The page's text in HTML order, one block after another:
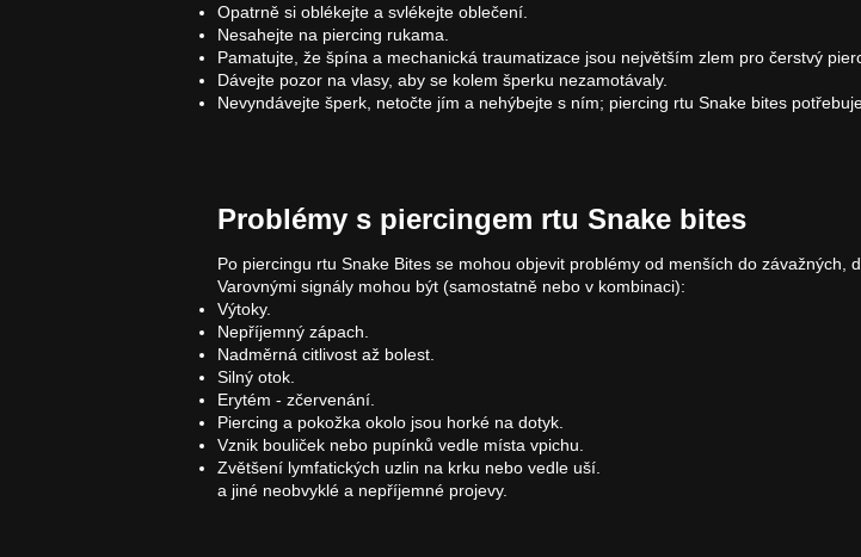
Opatrně si oblékejte a svlékejte oblečení.
Nesahejte na piercing rukama.
Pamatujte, že špína a mechanická traumatizace jsou největším zlem pro čerstvý
Dávejte pozor na vlasy, aby se kolem šperku nezamotávaly.
Nevyndávejte šperk, netočte jím a nehýbejte s ním; piercing rtu Snake bites potřebuje
Problémy s piercingem rtu Snake bites
Po piercingu rtu Snake Bites se mohou objevit problémy od menších do závažných,
Varovnými signály mohou být (samostatně nebo v kombinaci):
Výtoky.
Nepříjemný zápach.
Nadměrná citlivost až bolest.
Silný otok.
Erytém - zčervenání.
Piercing a pokožka okolo jsou horké na dotyk.
Vznik bouliček nebo pupínků vedle místa vpichu.
Zvětšení lymfatických uzlin na krku nebo vedle uší.
a jiné neobvyklé a nepříjemné projevy.